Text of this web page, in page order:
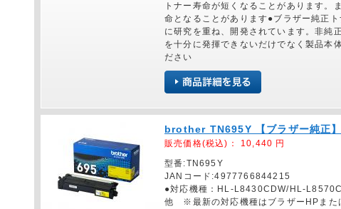
トナー寿命が短くなることがあります。
命となることがあります●ブラザー純正
に研究を重ね、開発されています。非純
を十分に発揮できないだけでなく製品本
ださい
brother TN695Y 【ブラザー純正
販売価格(税込)： 10,440 円
型番:TN695Y
JANコード:4977766844215
●対応機種：HL-L8430CDW/HL-
他 ※最新の対応機種はブラザーHPまた